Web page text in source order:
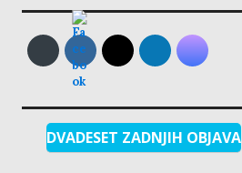
DVADESET ZADNJIH OBJAVA